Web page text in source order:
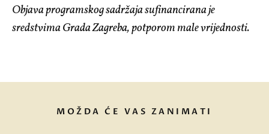
Objava programskog sadržaja sufinancirana je
sredstvima Grada Zagreba, potporom male vrijednosti.
MOŽDA ĆE VAS ZANIMATI